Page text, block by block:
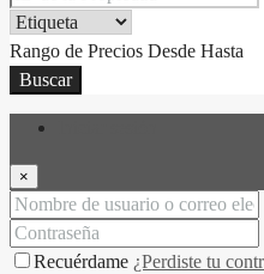
Rango de Precios Desde Hasta
Buscar
×
Recuérdame ¿Perdiste tu